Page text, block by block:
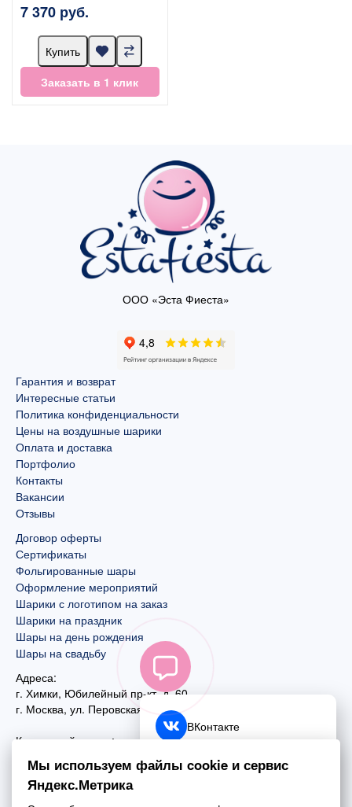
7 370 руб.
Купить
Заказать в 1 клик
ООО «Эста Фиеста»
Гарантия и возврат
Интересные статьи
Политика конфиденциальности
Цены на воздушные шарики
Оплата и доставка
Портфолио
Контакты
Вакансии
Отзывы
Договор оферты
Сертификаты
Фольгированные шары
Оформление мероприятий
Шарики с логотипом на заказ
Шарики на праздник
Шары на день рождения
Шары на свадьбу
Адреса:
г. Химки, Юбилейный пр-кт, д. 60
г. Москва, ул. Перовская, д. 59
Контактный номер:
+7 (495) 970-44-75
Почта:
ВКонтакте
Telegram
Мы используем файлы cookie и сервис
Яндекс.Метрика